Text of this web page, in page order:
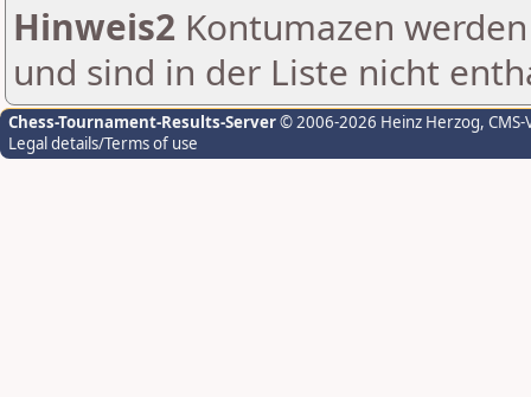
Hinweis2 Kontumazen
und sind in der Liste nicht
Chess-Tournament-Results-Server© 2006-2026 Heinz Herzog,
Legal details/Terms of use